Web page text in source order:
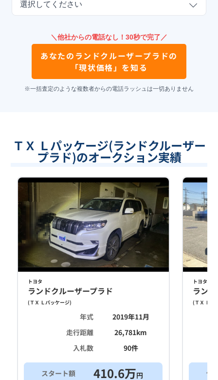
選択してください
＼他社からの電話なし！30秒で完了／
あなたの ランドクルーザープラドの
「現状価格」を知る
※一括査定のような複数者からの電話ラッシュは一切ありません
ＴＸ Ｌパッケージ(ランドクルーザー
プラド)のオークション実績
トヨタ
ランドクルーザープラド
(ＴＸ Ｌパッケージ)
年式
2019年11月
走行距離
26,781km
入札数
90件
スタート額 410.6万円
トヨタ
ラン
(ＴＸ Ｌパ
他